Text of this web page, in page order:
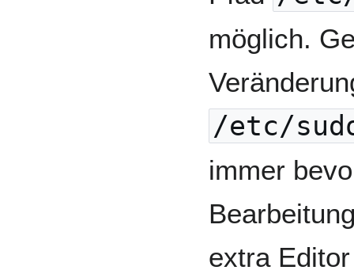
möglich.
/etc/
immer
extra